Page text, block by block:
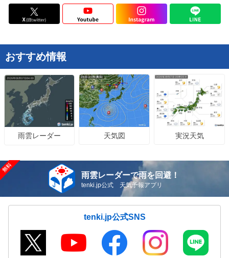
おすすめ情報
雨雲レーダー 天気図 実況天気
雨雲レーダーで雨を回避！
tenki.jp公式 天気予報アプリ
tenki.jp公式SNS